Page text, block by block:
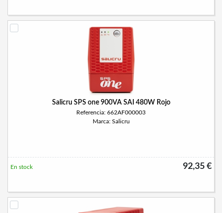
Salicru SPS one 900VA SAI 480W Rojo
Referencia: 662AF000003
Marca: Salicru
92,35 €
En stock